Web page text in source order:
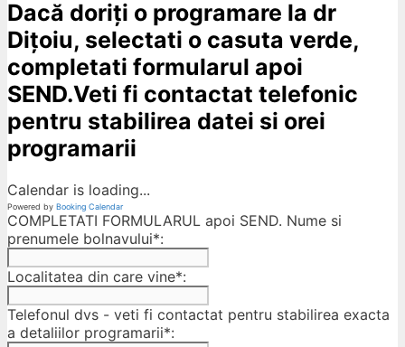
Dacă doriți o programare la dr
Dițoiu, selectati o casuta verde,
completati formularul apoi
SEND.Veti fi contactat telefonic
pentru stabilirea datei si orei
programarii
Calendar is loading...
Powered by Booking Calendar
COMPLETATI FORMULARUL apoi SEND. Nume si
prenumele bolnavului*:
Localitatea din care vine*:
Telefonul dvs - veti fi contactat pentru stabilirea exacta
a detaliilor programarii*: